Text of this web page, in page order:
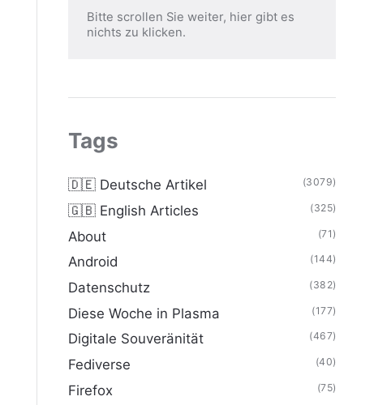
Bitte scrollen Sie weiter, hier gibt es
nichts zu klicken.
Tags
🇩🇪 Deutsche Artikel (3079)
🇬🇧 English Articles (325)
About (71)
Android (144)
Datenschutz (382)
Diese Woche in Plasma (177)
Digitale Souveränität (467)
Fediverse (40)
Firefox (75)